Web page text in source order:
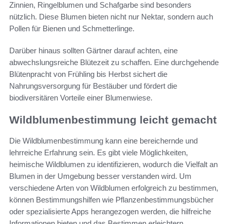
Zinnien, Ringelblumen und Schafgarbe sind besonders
nützlich. Diese Blumen bieten nicht nur Nektar, sondern auch
Pollen für Bienen und Schmetterlinge.
Darüber hinaus sollten Gärtner darauf achten, eine
abwechslungsreiche Blütezeit zu schaffen. Eine durchgehende
Blütenpracht von Frühling bis Herbst sichert die
Nahrungsversorgung für Bestäuber und fördert die
biodiversitären Vorteile einer Blumenwiese.
Wildblumenbestimmung leicht gemacht
Die Wildblumenbestimmung kann eine bereichernde und
lehrreiche Erfahrung sein. Es gibt viele Möglichkeiten,
heimische Wildblumen zu identifizieren, wodurch die Vielfalt an
Blumen in der Umgebung besser verstanden wird. Um
verschiedene Arten von Wildblumen erfolgreich zu bestimmen,
können Bestimmungshilfen wie Pflanzenbestimmungsbücher
oder spezialisierte Apps herangezogen werden, die hilfreiche